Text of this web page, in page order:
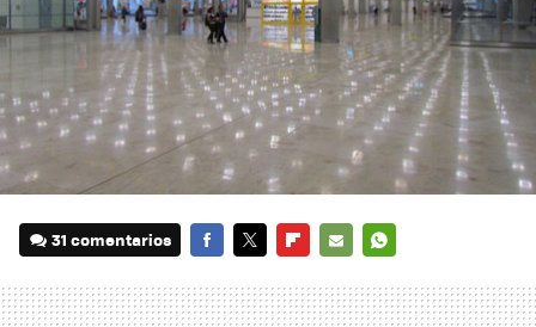
31 comentarios
MAIL